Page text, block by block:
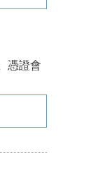
憑證會